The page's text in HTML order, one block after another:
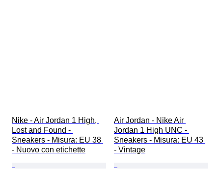
Nike - Air Jordan 1 High,
Lost and Found -
Sneakers - Misura: EU 38
- Nuovo con etichette
Air Jordan - Nike Air
Jordan 1 High UNC -
Sneakers - Misura: EU 43
- Vintage